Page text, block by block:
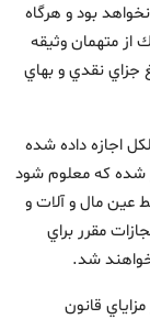
بود و هرگاه
از متهمان وثيقه
جزاي نقدي و بهاي
اجازه داده شده
شده كه معلوم شود‌
عين مال و آلات و
مقرر براي
شد.
مزاياي قانون